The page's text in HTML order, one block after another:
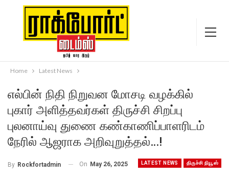
Home Latest News
எல்பின் நிதி நிறுவன மோசடி வழக்கில்
புகார் அளித்தவர்கள் திருச்சி சிறப்பு
புலனாய்வு துணை கண்காணிப்பாளரிடம்
நேரில் ஆஜராக அறிவுறுத்தல்…!
LATEST NEWS திருச்சி நியூஸ்
By Rockfortadmin On May 26, 2025